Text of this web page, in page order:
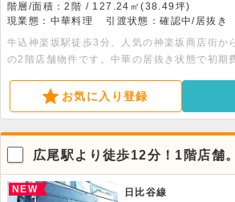
階層/面積：2階 / 127.24㎡(38.49坪)
現業態：中華料理
引渡状態：確認中/居抜き
牛込神楽坂駅徒歩3分、人気の神楽坂商店街か
の2階店舗物件です。中華の居抜き状態で初期
します。ぜひお問い合わせください！
お気に入り登録
広尾駅より徒歩12分！1階店舗
NEW
日比谷線